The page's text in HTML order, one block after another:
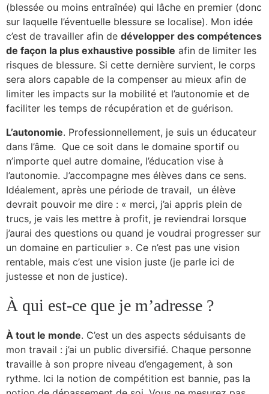
(blessée ou moins entraînée) qui lâche en premier (donc
sur laquelle l’éventuelle blessure se localise). Mon idée
c’est de travailler afin de développer des compétences
de façon la plus exhaustive possible afin de limiter les
risques de blessure. Si cette dernière survient, le corps
sera alors capable de la compenser au mieux afin de
limiter les impacts sur la mobilité et l’autonomie et de
faciliter les temps de récupération et de guérison.
L’autonomie. Professionnellement, je suis un éducateur
dans l’âme. Que ce soit dans le domaine sportif ou
n’importe quel autre domaine, l’éducation vise à
l’autonomie. J’accompagne mes élèves dans ce sens.
Idéalement, après une période de travail, un élève
devrait pouvoir me dire : « merci, j’ai appris plein de
trucs, je vais les mettre à profit, je reviendrai lorsque
j’aurai des questions ou quand je voudrai progresser sur
un domaine en particulier ». Ce n’est pas une vision
rentable, mais c’est une vision juste (je parle ici de
justesse et non de justice).
À qui est-ce que je m’adresse ?
À tout le monde. C’est un des aspects séduisants de
mon travail : j’ai un public diversifié. Chaque personne
travaille à son propre niveau d’engagement, à son
rythme. Ici la notion de compétition est bannie, pas la